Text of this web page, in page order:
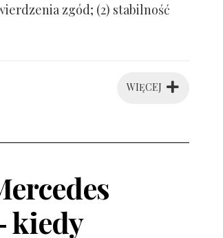
zgód; (2) stabilność
WIĘCEJ
kiedy